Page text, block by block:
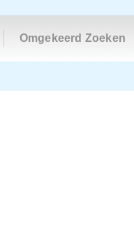
Omgekeerd Zoeken